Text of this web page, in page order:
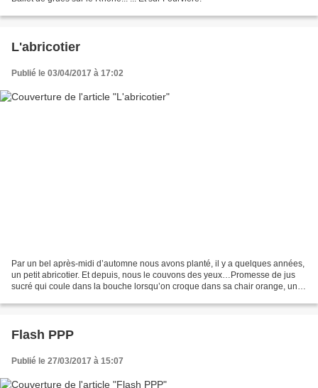
L'abricotier
Publié le 03/04/2017 à 17:02
Par un bel après-midi d’automne nous avons planté, il y a quelques années,
un petit abricotier. Et depuis, nous le couvons des yeux…Promesse de jus
sucré qui coule dans la bouche lorsqu’on croque dans sa chair orange, un
Flash PPP
Publié le 27/03/2017 à 15:07